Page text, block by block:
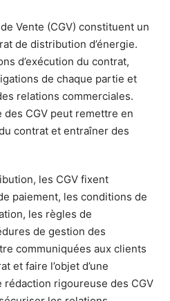
Vente (CGV) constituent un
de distribution d’énergie.
d’exécution du contrat,
de chaque partie et
relations commerciales.
des CGV peut remettre en
contrat et entraîner des
les CGV fixent
paiement, les conditions de
les règles de
de gestion des
communiquées aux clients
et faire l’objet d’une
rigoureuse des CGV